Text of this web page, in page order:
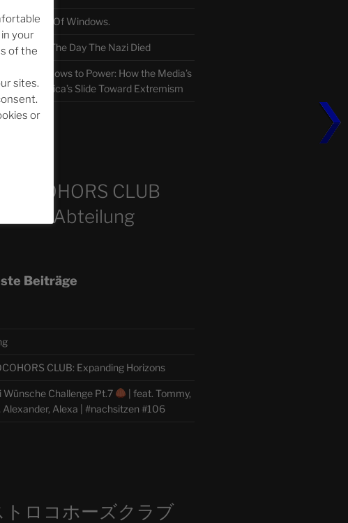
DEATH Of Windows.
– The Day The Nazi Died
Bows to Power: How the Media’s
Fuels America’s Slide Toward Extremism
CLUB
Abteilung
Beiträge
CLUB: Expanding Horizons
Wünsche Challenge Pt.7
| feat. Tommy,
Alexander, Alexa | #nachsitzen #106
トロコホーズクラブ
your
of the
sites.
or